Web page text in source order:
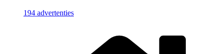
194 advertenties